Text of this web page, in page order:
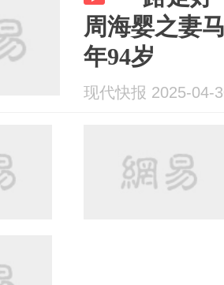
周海婴之妻
年94岁
现代快报 2025-04-